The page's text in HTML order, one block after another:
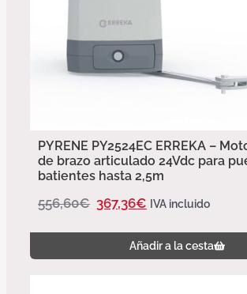
PYRENE PY2524EC ERREKA –
de brazo articulado 24Vdc para
batientes hasta 2,5m
556,60€ 367,36€ IVA incluido
Añadir a la cesta